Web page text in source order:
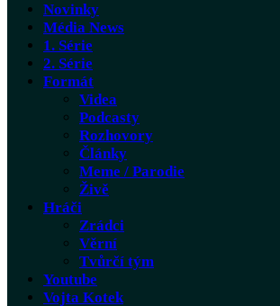
Novinky
Média News
1. Série
2. Série
Formát
Videa
Podcasty
Rozhovory
Články
Meme / Parodie
Živě
Hráči
Zrádci
Věrní
Tvůrčí tým
Youtube
Vojta Kotek